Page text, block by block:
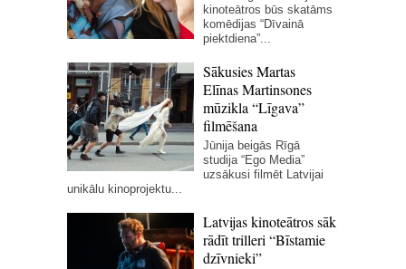
kinoteātros būs skatāms
komēdijas “Dīvainā
piektdiena”...
Sākusies Martas
Elīnas Martinsones
mūzikla “Līgava”
filmēšana
Jūnija beigās Rīgā
studija “Ego Media”
uzsākusi filmēt Latvijai
unikālu kinoprojektu...
Latvijas kinoteātros sāk
rādīt trilleri “Bīstamie
dzīvnieki”